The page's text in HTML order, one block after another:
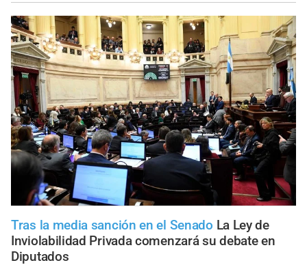
Tras la media sanción en el Senado La Ley de
Inviolabilidad Privada comenzará su debate en
Diputados